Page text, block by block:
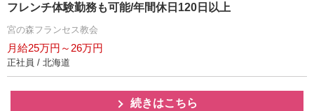
フレンチ体験勤務も可能/年間休日120日以上
宮の森フランセス教会
月給25万円～26万円
正社員 / 北海道
続きはこちら